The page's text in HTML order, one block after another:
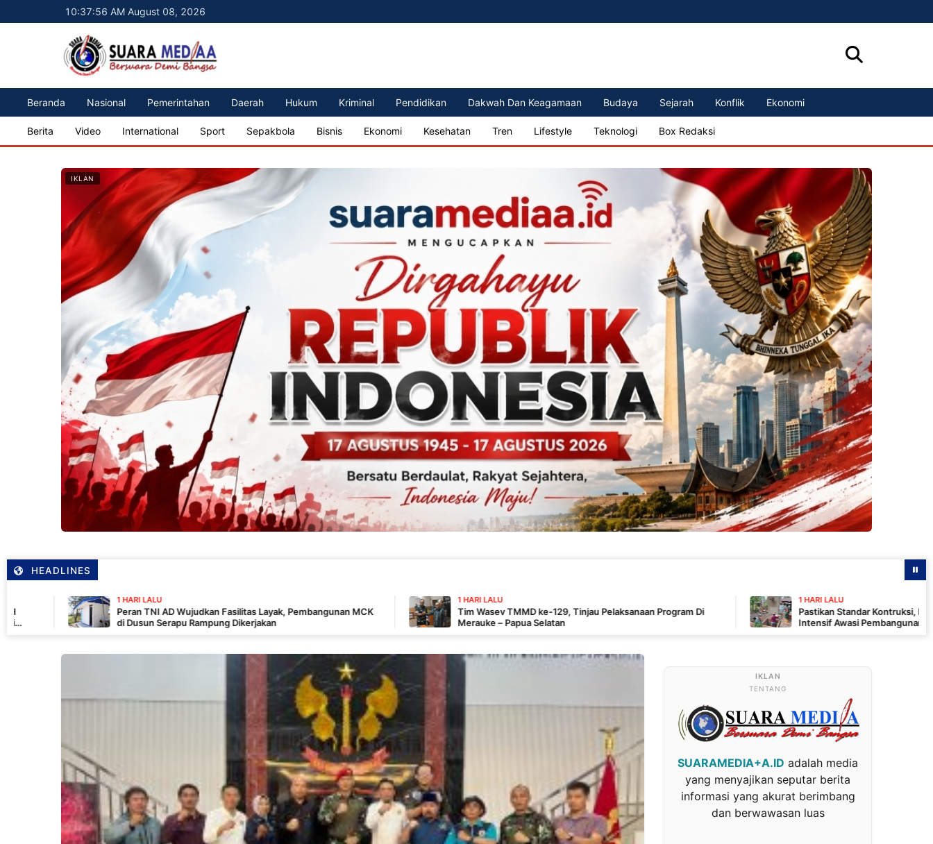
10:37:58 AM August 08, 2026
Beranda Nasional Pemerintahan Daerah Hukum Kriminal Pendidikan Dakwah Dan Keagamaan Budaya Sejarah Konflik Ekonomi
Berita Video International Sport Sepakbola Bisnis Ekonomi Kesehatan Tren Lifestyle Teknologi Box Redaksi
IKLAN
HEADLINES
1 HARI LALU
Peran TNI AD Wujudkan Fasilitas Layak, Pembangunan MCK
di Dusun Serapu Rampung Dikerjakan
1 HARI LALU
Tim Wasev TMMD ke-129, Tinjau Pelaksanaan Program Di
Merauke – Papua Selatan
1 HARI LALU
Pastikan Standar Kontruksi, Komandan SSK TMMD
Intensif Awasi Pembangunan MCK di Wanam
TENTANG
SUARAMEDIA+A.ID adalah media
yang menyajikan seputar berita
informasi yang akurat berimbang
dan berwawasan luas